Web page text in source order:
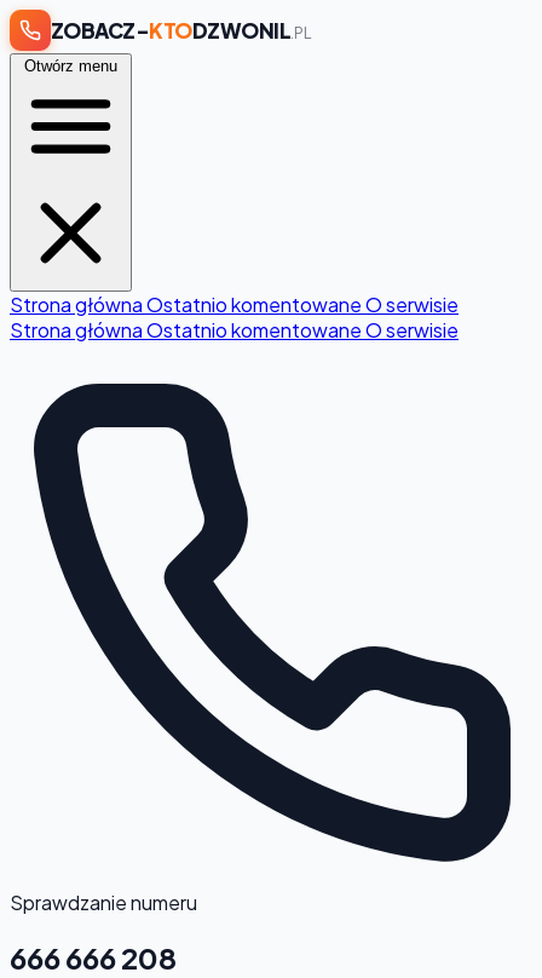
ZOBACZ-KTODZWONIL .PL
Otwórz menu
Strona głównaOstatnio komentowaneO serwisie
Strona głównaOstatnio komentowaneO serwisie
Sprawdzanie numeru
666 666 208